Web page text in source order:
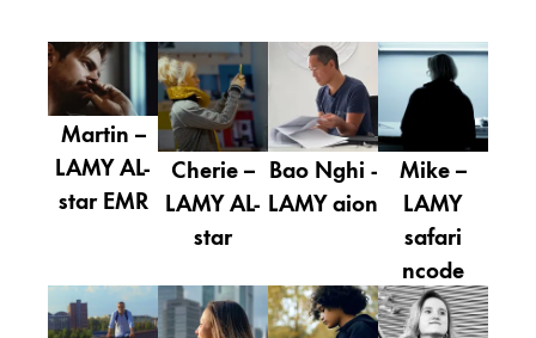
Carnets
Cadeaux
Holiday Special
Coffrets cadeaux
LAMY pico Lx
Gravure
Martin –
LAMY AL-
star EMR
Cherie –
LAMY AL-
star
Bao Nghi -
LAMY aion
Mike –
LAMY
safari
ncode